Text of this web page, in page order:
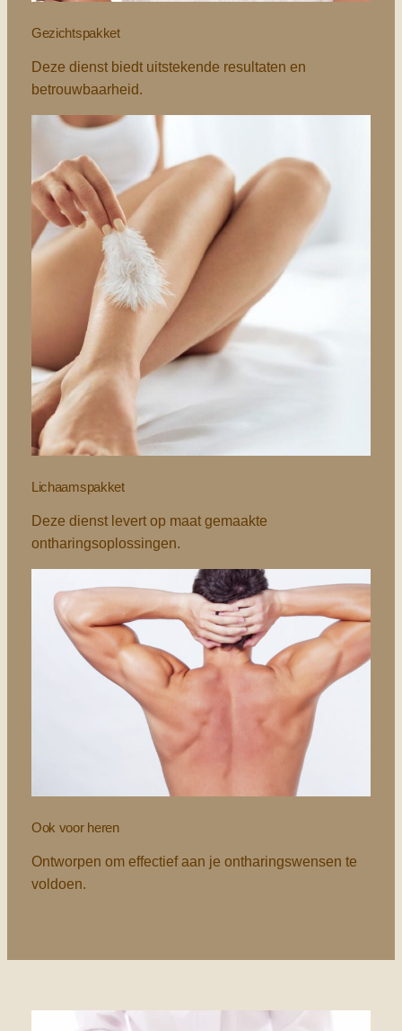
Gezichtspakket
Deze dienst biedt uitstekende resultaten en
betrouwbaarheid.
Lichaamspakket
Deze dienst levert op maat gemaakte
ontharingsoplossingen.
Ook voor heren
Ontworpen om effectief aan je ontharingswensen te
voldoen.